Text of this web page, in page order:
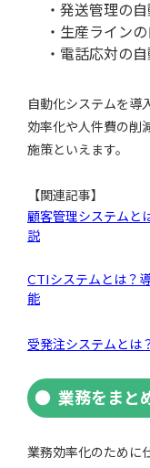
・発送管理の
・生産ライン
・電話応対の
自動化システムを導
効率化や人件費の削
施策といえます。
【関連記事】
顧客管理システムと
説
CTIシステムとは？
能
受発注システムとは
業務をまと
業務効率化のために